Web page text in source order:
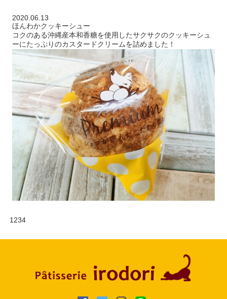
2020.06.13
ほんわかクッキーシュー
コクのある沖縄産本和香糖を使用したサクサクのクッキーシュ
ーにたっぷりのカスタードクリームを詰めました！
1234